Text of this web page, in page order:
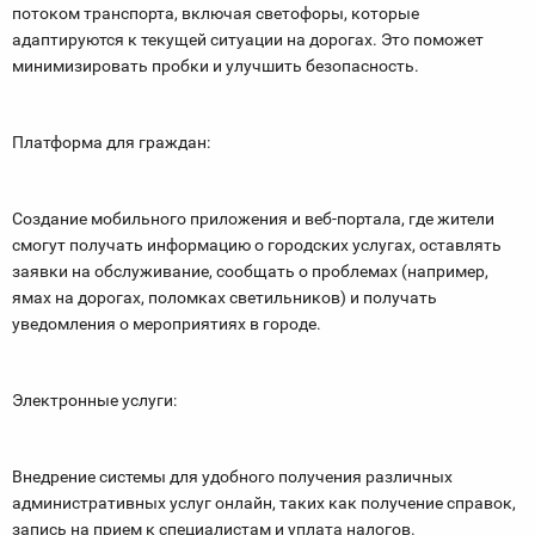
потоком транспорта, включая светофоры, которые
адаптируются к текущей ситуации на дорогах. Это поможет
минимизировать пробки и улучшить безопасность.
Платформа для граждан:
Создание мобильного приложения и веб-портала, где жители
смогут получать информацию о городских услугах, оставлять
заявки на обслуживание, сообщать о проблемах (например,
ямах на дорогах, поломках светильников) и получать
уведомления о мероприятиях в городе.
Электронные услуги:
Внедрение системы для удобного получения различных
административных услуг онлайн, таких как получение справок,
запись на прием к специалистам и уплата налогов.